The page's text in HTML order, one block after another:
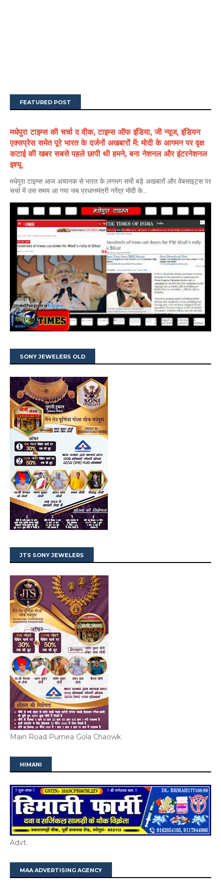
FEATURED POST
मधेपुरा टाइम्स की चर्चा द वीक, टाइम्स ऑफ इंडिया, जी न्यूज, इंडियन
एक्सप्रेस समेत पूरे भारत के दर्जनों अखबारों में: मोदी के आगमन पर वृक्ष
कटाई की खबर सबसे पहले छापी थी हमने, बना नेशनल और इंटरनेशनल
इश्यू
मधेपुरा टाइम्स आज अचानक से भारत के लगभग सभी बड़े अखबारों और वेबसाइट्स पर
चर्चा में उस समय आ गया जब प्रधानमंत्री नरेंद्र मोदी के...
SONY JEWELERS OLD
JTS SONY JEWELERS
Main Road Purnea Gola Chaowk
HIMANI
Advt.
MAA ADVERTISING AGENCY